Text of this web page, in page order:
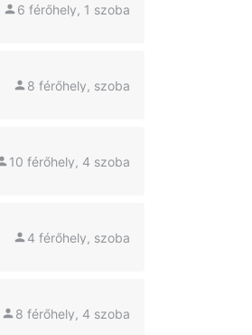
6 férőhely, 1 szoba
8 férőhely, szoba
10 férőhely, 4 szoba
4 férőhely, szoba
8 férőhely, 4 szoba